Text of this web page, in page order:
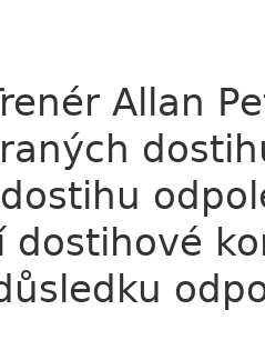
Allan
dostihové